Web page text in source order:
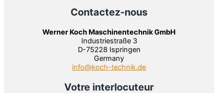
Contactez-nous
Werner Koch Maschinentechnik GmbH
Industriestraße 3
D-75228 Ispringen
Germany
info@koch-technik.de
Votre interlocuteur